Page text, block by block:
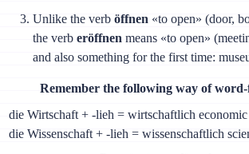
Unlike the verböffnen «to open» (door,
the verberöffnen means «to open»
and also something for the first time:
Remember the following way of
die Wirtschaft + -lieh = wirtschaftlich economic
die Wissenschaft + -lieh = wissenschaftlich